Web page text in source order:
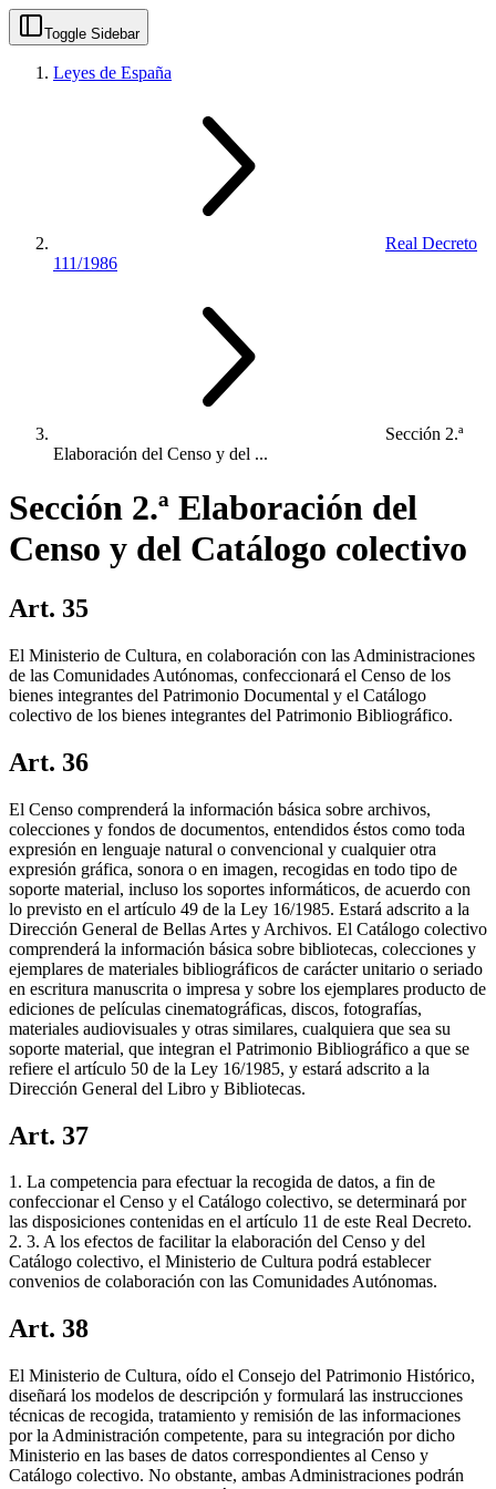
Toggle Sidebar
Leyes de España
Real Decreto
111/1986
Sección 2.ª
Elaboración del Censo y del ...
Sección 2.ª Elaboración del
Censo y del Catálogo colectivo
Art. 35
El Ministerio de Cultura, en colaboración con las Administraciones
de las Comunidades Autónomas, confeccionará el Censo de los
bienes integrantes del Patrimonio Documental y el Catálogo
colectivo de los bienes integrantes del Patrimonio Bibliográfico.
Art. 36
El Censo comprenderá la información básica sobre archivos,
colecciones y fondos de documentos, entendidos éstos como toda
expresión en lenguaje natural o convencional y cualquier otra
expresión gráfica, sonora o en imagen, recogidas en todo tipo de
soporte material, incluso los soportes informáticos, de acuerdo con
lo previsto en el artículo 49 de la Ley 16/1985. Estará adscrito a la
Dirección General de Bellas Artes y Archivos. El Catálogo colectivo
comprenderá la información básica sobre bibliotecas, colecciones y
ejemplares de materiales bibliográficos de carácter unitario o seriado
en escritura manuscrita o impresa y sobre los ejemplares producto de
ediciones de películas cinematográficas, discos, fotografías,
materiales audiovisuales y otras similares, cualquiera que sea su
soporte material, que integran el Patrimonio Bibliográfico a que se
refiere el artículo 50 de la Ley 16/1985, y estará adscrito a la
Dirección General del Libro y Bibliotecas.
Art. 37
1. La competencia para efectuar la recogida de datos, a fin de
confeccionar el Censo y el Catálogo colectivo, se determinará por
las disposiciones contenidas en el artículo 11 de este Real Decreto.
2. 3. A los efectos de facilitar la elaboración del Censo y del
Catálogo colectivo, el Ministerio de Cultura podrá establecer
convenios de colaboración con las Comunidades Autónomas.
Art. 38
El Ministerio de Cultura, oído el Consejo del Patrimonio Histórico,
diseñará los modelos de descripción y formulará las instrucciones
técnicas de recogida, tratamiento y remisión de las informaciones
por la Administración competente, para su integración por dicho
Ministerio en las bases de datos correspondientes al Censo y
Catálogo colectivo. No obstante, ambas Administraciones podrán